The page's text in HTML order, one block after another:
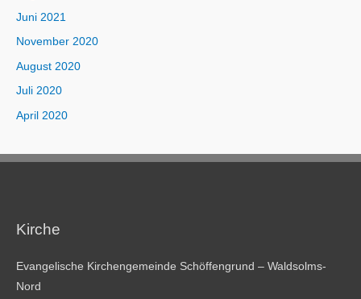
Juni 2021
November 2020
August 2020
Juli 2020
April 2020
Kirche
Evangelische Kirchengemeinde Schöffengrund – Waldsolms-
Nord